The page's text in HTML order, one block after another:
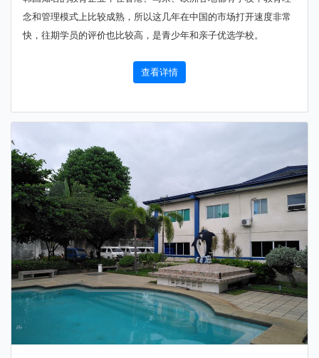
念和管理模式上比较成熟，所以这几年在中国的市场打开速度非常
快，往期学员的评价也比较高，是青少年和亲子优选学校。
查看详情